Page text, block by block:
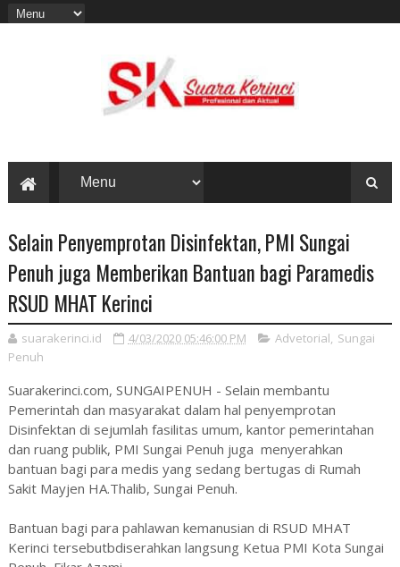
Selain Penyemprotan Disinfektan, PMI Sungai
Penuh juga Memberikan Bantuan bagi Paramedis
RSUD MHAT Kerinci
suarakerinci.id 4/03/2020 05:46:00 PM Advetorial, Sungai
Penuh
Suarakerinci.com, SUNGAIPENUH - Selain membantu
Pemerintah dan masyarakat dalam hal penyemprotan
Disinfektan di sejumlah fasilitas umum, kantor pemerintahan
dan ruang publik, PMI Sungai Penuh juga menyerahkan
bantuan bagi para medis yang sedang bertugas di Rumah
Sakit Mayjen HA.Thalib, Sungai Penuh.
Bantuan bagi para pahlawan kemanusian di RSUD MHAT
Kerinci tersebutbdiserahkan langsung Ketua PMI Kota Sungai